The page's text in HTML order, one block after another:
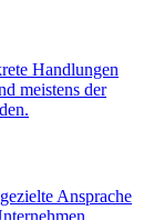
Handlungen
meistens der
Ansprache